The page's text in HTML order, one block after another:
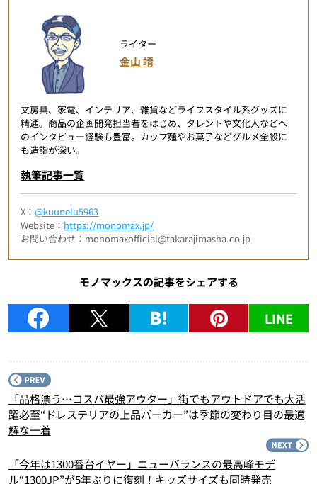
ライター
金山 靖
文房具、家電、インテリア、雑貨などライフスタイル系グッズに
精通。商品の企画開発担当者をはじめ、タレントや文化人などへ
のインタビュー経験も豊富。カップ麺やお菓子などグルメ全般に
も造詣が深い。
執筆記事一覧
X：@kuunelu5963
Website： https://monomax.jp/
お問い合わせ：monomaxofficial@takarajimasha.co.jp
モノマックスの記事をシェアする
LINE
「品格漂う…コスパ最強アウター」街でもアウトドアでも大活
躍必至“ドレステリアの上品パーカー”は季節の変わり目の最適
解な一着
「今年は1300番台イヤー」ニューバランスの最高峰モデ
ル“1300JP”が5年ぶりに復刻！キッズサイズも同時発売